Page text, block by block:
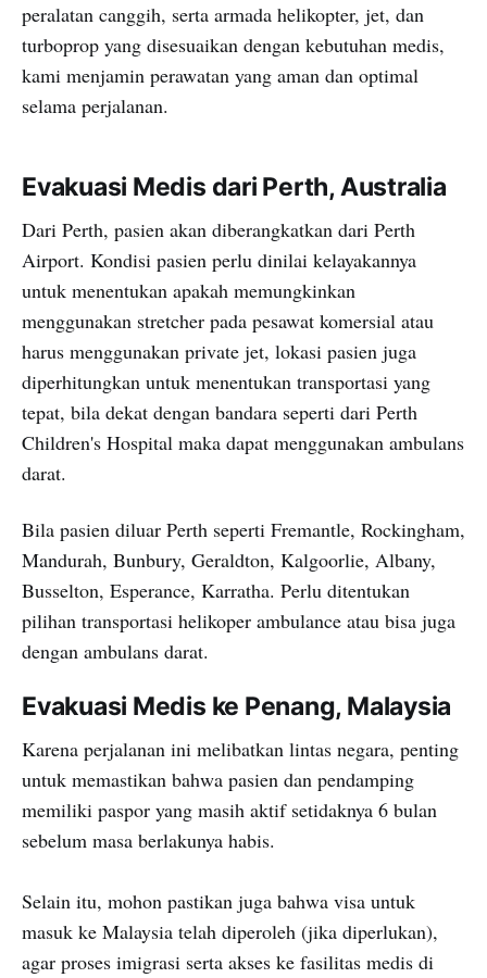
peralatan canggih, serta armada helikopter, jet, dan
turboprop yang disesuaikan dengan kebutuhan medis,
kami menjamin perawatan yang aman dan optimal
selama perjalanan.
Evakuasi Medis dari Perth, Australia
Dari Perth, pasien akan diberangkatkan dari Perth
Airport. Kondisi pasien perlu dinilai kelayakannya
untuk menentukan apakah memungkinkan
menggunakan stretcher pada pesawat komersial atau
harus menggunakan private jet, lokasi pasien juga
diperhitungkan untuk menentukan transportasi yang
tepat, bila dekat dengan bandara seperti dari Perth
Children's Hospital maka dapat menggunakan ambulans
darat.
Bila pasien diluar Perth seperti Fremantle, Rockingham,
Mandurah, Bunbury, Geraldton, Kalgoorlie, Albany,
Busselton, Esperance, Karratha. Perlu ditentukan
pilihan transportasi helikoper ambulance atau bisa juga
dengan ambulans darat.
Evakuasi Medis ke Penang, Malaysia
Karena perjalanan ini melibatkan lintas negara, penting
untuk memastikan bahwa pasien dan pendamping
memiliki paspor yang masih aktif setidaknya 6 bulan
sebelum masa berlakunya habis.
Selain itu, mohon pastikan juga bahwa visa untuk
masuk ke Malaysia telah diperoleh (jika diperlukan),
agar proses imigrasi serta akses ke fasilitas medis di